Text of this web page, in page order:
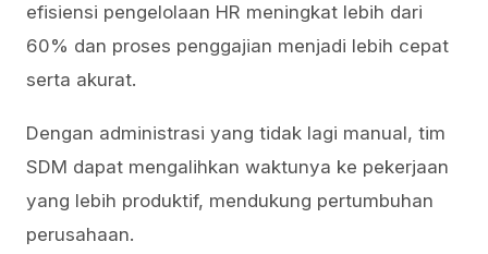
efisiensi pengelolaan HR meningkat lebih dari
60% dan proses penggajian menjadi lebih cepat
serta akurat.
Dengan administrasi yang tidak lagi manual, tim
SDM dapat mengalihkan waktunya ke pekerjaan
yang lebih produktif, mendukung pertumbuhan
perusahaan.